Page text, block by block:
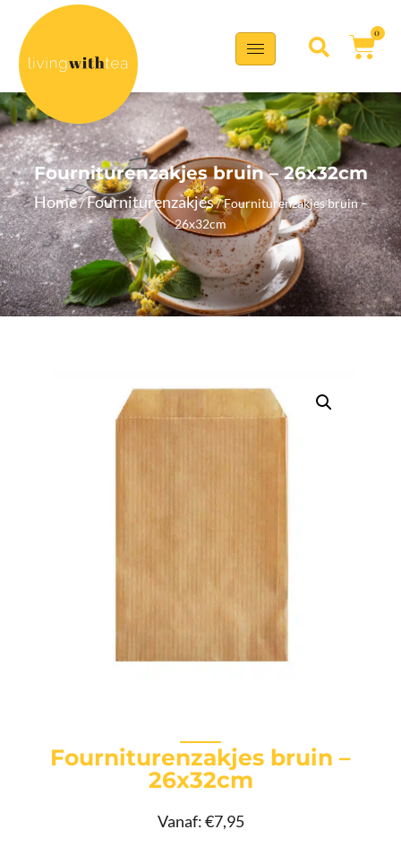
0
Fourniturenzakjes bruin – 26x32cm
Home/Fourniturenzakjes/ Fourniturenzakjes bruin –
26x32cm
Fourniturenzakjes bruin –
26x32cm
Vanaf:€7,95